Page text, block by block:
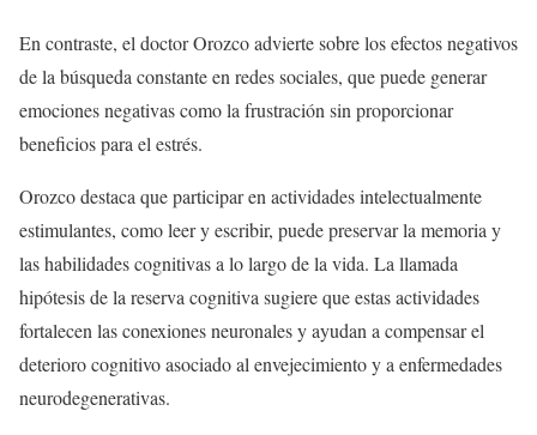
En contraste, el doctor Orozco advierte sobre los efectos negativos
de la búsqueda constante en redes sociales, que puede generar
emociones negativas como la frustración sin proporcionar
beneficios para el estrés.
Orozco destaca que participar en actividades intelectualmente
estimulantes, como leer y escribir, puede preservar la memoria y
las habilidades cognitivas a lo largo de la vida. La llamada
hipótesis de la reserva cognitiva sugiere que estas actividades
fortalecen las conexiones neuronales y ayudan a compensar el
deterioro cognitivo asociado al envejecimiento y a enfermedades
neurodegenerativas.